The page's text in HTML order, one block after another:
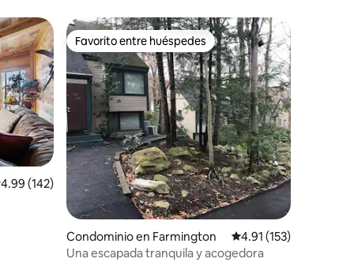
promedio: 4.99 de 5; 142 evaluaciones
4.99 (142)
Favorito entre huéspedes
Favorito entre huéspedes
Condominio en Farmington Calificación promedio:
4.91 (153)
Una escapada tranquila y acogedora